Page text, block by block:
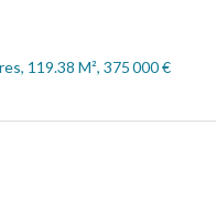
119.38 M², 375 000 €